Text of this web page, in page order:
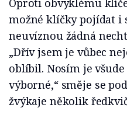
Oproti obvyklému
možné klíčky pojídat i
neuvíznou žádná
„Dřív jsem je vůbec
oblíbil. Nosím je
výborné,“ směje se
žvýkaje několik